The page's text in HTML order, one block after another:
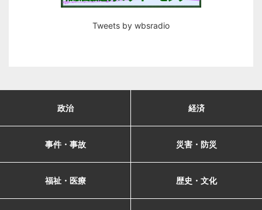
Tweets by wbsradio
政治 経済
事件・事故 災害・防災
福祉・医療 歴史・文化